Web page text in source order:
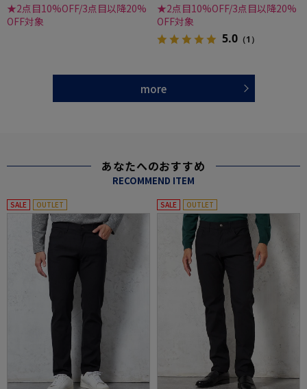
★2点目10%OFF/3点目以降20%
OFF対象
★2点目10%OFF/3点目以降20%
OFF対象
5.0 （1）
more
あなたへのおすすめ
RECOMMEND ITEM
SALE OUTLET SALE OUTLET